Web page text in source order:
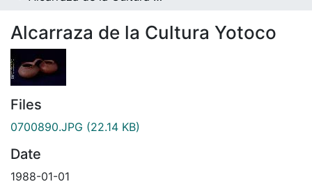
Alcarraza de la Cultura Yotoco
Files
0700890.JPG (22.14 KB)
Date
1988-01-01